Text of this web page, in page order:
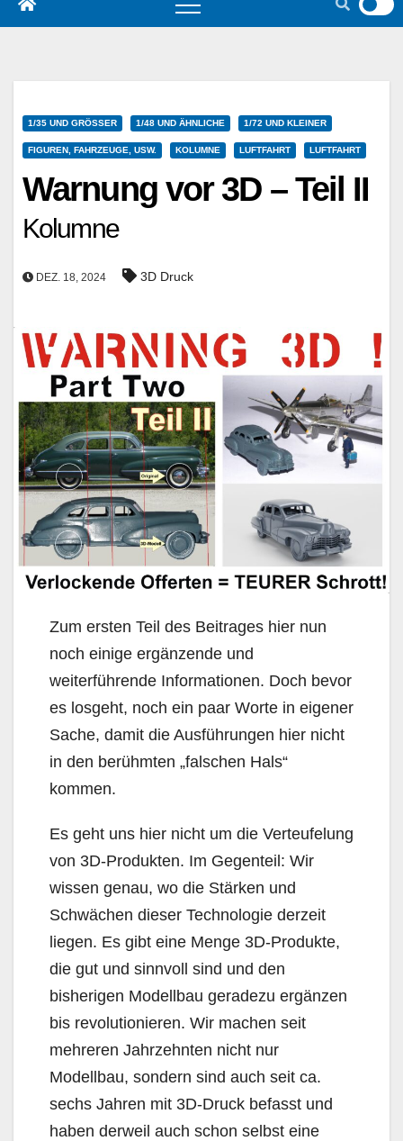
1/35 UND GRÖSSER 1/48 UND ÄHNLICHE 1/72 UND KLEINER
FIGUREN, FAHRZEUGE, USW. KOLUMNE LUFTFAHRT LUFTFAHRT
Warnung vor 3D – Teil II
Kolumne
DEZ. 18, 2024 3D Druck
Zum ersten Teil des Beitrages hier nun
noch einige ergänzende und
weiterführende Informationen. Doch bevor
es losgeht, noch ein paar Worte in eigener
Sache, damit die Ausführungen hier nicht
in den berühmten „falschen Hals“
kommen.
Es geht uns hier nicht um die Verteufelung
von 3D-Produkten. Im Gegenteil: Wir
wissen genau, wo die Stärken und
Schwächen dieser Technologie derzeit
liegen. Es gibt eine Menge 3D-Produkte,
die gut und sinnvoll sind und den
bisherigen Modellbau geradezu ergänzen
bis revolutionieren. Wir machen seit
mehreren Jahrzehnten nicht nur
Modellbau, sondern sind auch seit ca.
sechs Jahren mit 3D-Druck befasst und
haben derweil auch schon selbst eine